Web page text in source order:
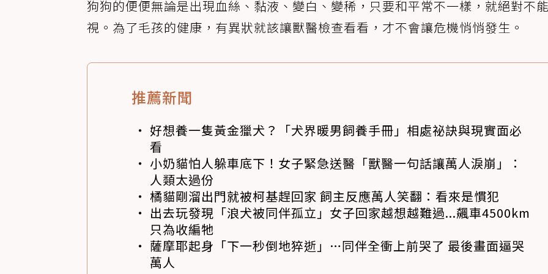
狗狗的便便無論是出現血絲、黏液、變白、變稀，只要和平常不一樣，就絕對不
視。為了毛孩的健康，有異狀就該讓獸醫檢查看看，才不會讓危機悄悄發生。
推薦新聞
好想養一隻黃金獵犬？「犬界暖男飼養手冊」相處祕訣與現實面必
看
小奶貓怕人躲車底下！女子緊急送醫「獸醫一句話讓萬人淚崩」：
人類太過份
橘貓剛溜出門就被柯基趕回家 飼主反應萬人笑翻：看來是慣犯
出去玩發現「浪犬被同伴孤立」女子回家越想越難過...飆車4500km
只為收編牠
薩摩耶起身「下一秒倒地猝逝」…同伴全衝上前哭了 最後畫面逼哭
萬人